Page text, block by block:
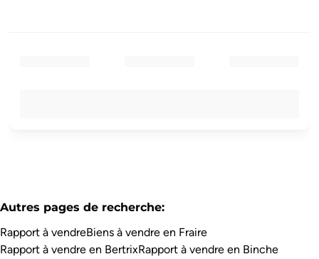
Autres pages de recherche:
Rapport à vendreBiens à vendre en Fraire
Rapport à vendre en BertrixRapport à vendre en Binche